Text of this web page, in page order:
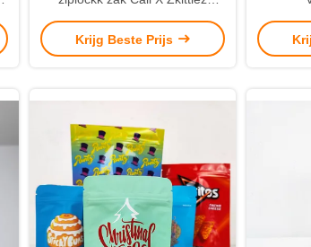
Doypack pond Mylar zak
Krijg Beste Prijs